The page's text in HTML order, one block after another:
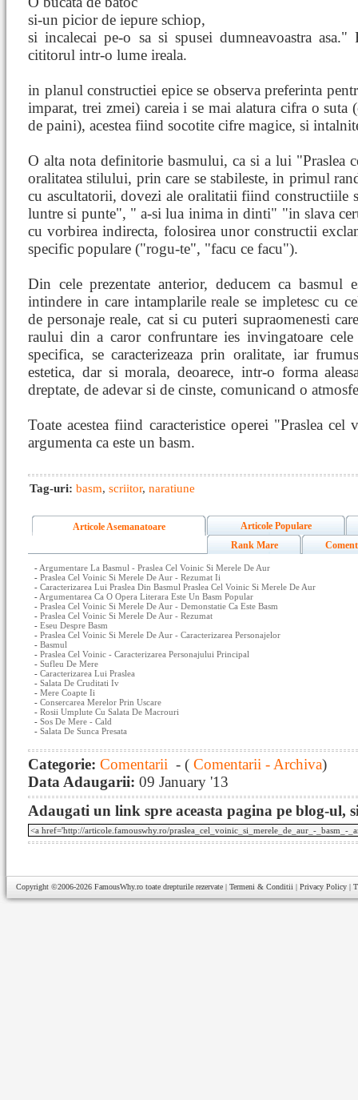
si-un picior de iepure schiop,
si incalecai pe-o sa si spusei dumneavoastra
cititorul intr-o lume ireala.
in planul constructiei epice se observa preferinta
imparat, trei zmei) careia i se mai alatura cifra o suta
de paini), acestea fiind socotite cifre magice, si
O alta nota definitorie basmului, ca si a lui "Praslea
oralitatea stilului, prin care se stabileste, in primul
cu ascultatorii, dovezi ale oralitatii fiind constructiile
luntre si punte", " a-si lua inima in dinti" "in slava
cu vorbirea indirecta, folosirea unor constructii
specific populare ("rogu-te", "facu ce facu").
Din cele prezentate anterior, deducem ca basmul
intindere in care intamplarile reale se impletesc cu
de personaje reale, cat si cu puteri supraomenesti
raului din a caror confruntare ies invingatoare
specifica, se caracterizeaza prin oralitate, iar
estetica, dar si morala, deoarece, intr-o forma
dreptate, de adevar si de cinste, comunicand o
Toate acestea fiind caracteristice operei "Praslea
argumenta ca este un basm.
Tag-uri: basm, scriitor, naratiune
Articole Asemanatoare
Articole Populare
Rank Mare
- Argumentare La Basmul - Praslea Cel Voinic Si Merele De Aur
- Praslea Cel Voinic Si Merele De Aur - Rezumat Ii
- Caracterizarea Lui Praslea Din Basmul Praslea Cel Voinic Si Merele De Aur
- Argumentarea Ca O Opera Literara Este Un Basm Popular
- Praslea Cel Voinic Si Merele De Aur - Demonstatie Ca Este Basm
- Praslea Cel Voinic Si Merele De Aur - Rezumat
- Eseu Despre Basm
- Praslea Cel Voinic Si Merele De Aur - Caracterizarea Personajelor
- Basmul
- Praslea Cel Voinic - Caracterizarea Personajului Principal
- Sufleu De Mere
- Caracterizarea Lui Praslea
- Salata De Cruditati Iv
- Mere Coapte Ii
- Consercarea Merelor Prin Uscare
- Rosii Umplute Cu Salata De Macrouri
- Sos De Mere - Cald
- Salata De Sunca Presata
Categorie: Comentarii - ( Comentarii - Archiva)
Data Adaugarii: 09 January '13
Adaugati un link spre aceasta pagina pe blog-ul,
Copyright ©2006-2026 FamousWhy.ro toate drepturile rezervate | Termeni & Conditii | Privacy Policy |